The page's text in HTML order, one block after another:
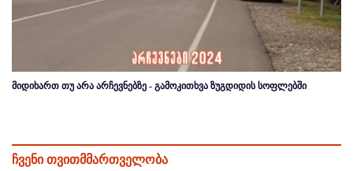
მიდიხართ თუ არა არჩევნებზე - გამოკითხვა ზუგდიდის სოფლებში
ჩვენი თვითმმართველობა